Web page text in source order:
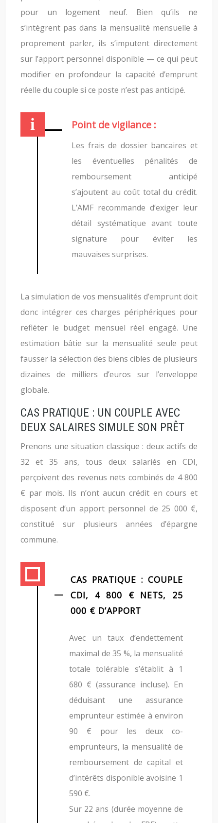
pour un logement neuf. Bien qu’ils ne
s’intègrent pas dans la mensualité mensuelle à
proprement parler, ils s’imputent directement
sur l’apport personnel disponible — ce qui peut
modifier en profondeur la capacité d’emprunt
réelle du couple si ce poste n’est pas anticipé.
Point de vigilance :
Les frais de dossier bancaires et
les éventuelles pénalités de
remboursement anticipé
s’ajoutent au coût total du crédit.
L’AMF recommande d’exiger leur
détail systématique avant toute
signature pour éviter les
mauvaises surprises.
La simulation de vos mensualités d’emprunt doit
donc intégrer ces charges périphériques pour
refléter le budget mensuel réel engagé. Une
estimation bâtie sur la mensualité seule peut
fausser la sélection des biens cibles de plusieurs
dizaines de milliers d’euros sur l’enveloppe
globale.
CAS PRATIQUE : UN COUPLE AVEC
DEUX SALAIRES SIMULE SON PRÊT
Prenons une situation classique : deux actifs de
32 et 35 ans, tous deux salariés en CDI,
perçoivent des revenus nets combinés de 4 800
€ par mois. Ils n’ont aucun crédit en cours et
disposent d’un apport personnel de 25 000 €,
constitué sur plusieurs années d’épargne
commune.
CAS PRATIQUE : COUPLE
CDI, 4 800 € NETS, 25
000 € D’APPORT
Avec un taux d’endettement
maximal de 35 %, la mensualité
totale tolérable s’établit à 1
680 € (assurance incluse). En
déduisant une assurance
emprunteur estimée à environ
90 € pour les deux co-
emprunteurs, la mensualité de
remboursement de capital et
d’intérêts disponible avoisine 1
590 €.
Sur 22 ans (durée moyenne de